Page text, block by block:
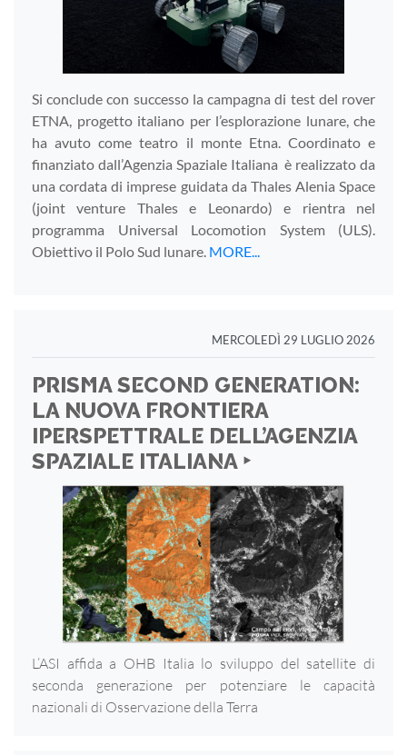
Si conclude con successo la campagna di test del rover
ETNA, progetto italiano per l’esplorazione lunare, che
ha avuto come teatro il monte Etna. Coordinato e
finanziato dall’Agenzia Spaziale Italiana è realizzato da
una cordata di imprese guidata da Thales Alenia Space
(joint venture Thales e Leonardo) e rientra nel
programma Universal Locomotion System (ULS).
Obiettivo il Polo Sud lunare. MORE...
MERCOLEDÌ 29 LUGLIO 2026
PRISMA SECOND GENERATION:
LA NUOVA FRONTIERA
IPERSPETTRALE DELL’AGENZIA
SPAZIALE ITALIANA ‣
L’ASI affida a OHB Italia lo sviluppo del satellite di
seconda generazione per potenziare le capacità
nazionali di Osservazione della Terra